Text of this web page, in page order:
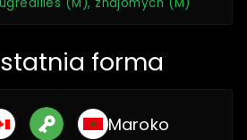
forma
Maroko